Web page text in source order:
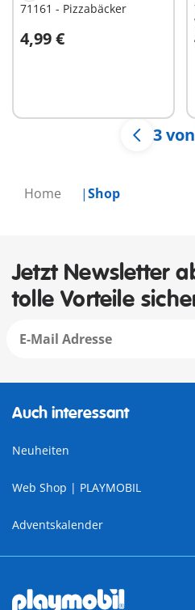
Home Shop
71161 - Pizzabäcker
4,99 €
In den Warenkorb
3
Jetzt Newsletter
tolle Vorteile
Auch interessant
Neuheiten
Web Shop | PLAYMOBIL
Adventskalender